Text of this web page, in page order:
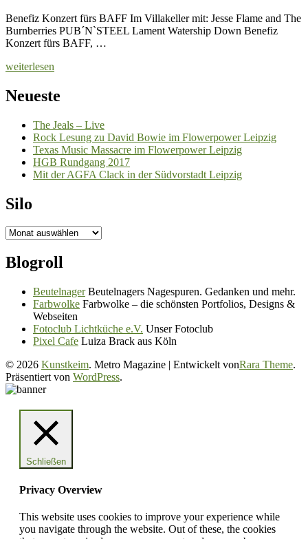
Benefiz Konzert fürs BAFF Im Villakeller mit: Jesse Flame and The
Burnberries PUB´N`STEEL Lament Watership Down Benefiz
Konzert fürs BAFF, …
weiterlesen
Neueste
The Jeals – Live
Rock Lesung zu David Bowie im Flowerpower Leipzig
Texas Music Massacre im Flowerpower Leipzig
HGB Rundgang 2017
Mit der AGFA Clack in der Südvorstadt Leipzig
Silo
Silo
Blogroll
BeutelnagerBeutelnagers Nagespuren. Gedanken und mehr.
Farbwolke Farbwolke – die schönsten Portfolios, Designs &
Webseiten
Fotoclub Lichtküche e.V. Unser Fotoclub
Pixel Cafe Luiza Brack aus Köln
© 2026 Kunstkeim. Metro Magazine | Entwickelt vonRara Theme.
Präsentiert von WordPress.
Schließen
Privacy Overview
This website uses cookies to improve your experience while
you navigate through the website. Out of these, the cookies